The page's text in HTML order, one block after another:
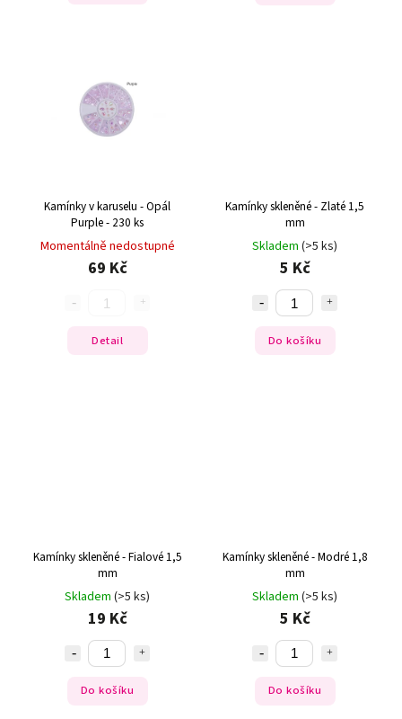
Kamínky v karuselu - Opál
Purple - 230 ks
Momentálně nedostupné
69 Kč
Detail
Kamínky skleněné - Zlaté 1,5
mm
Skladem (>5 ks)
5 Kč
Do košíku
Kamínky skleněné - Fialové 1,5
mm
Skladem (>5 ks)
19 Kč
Do košíku
Kamínky skleněné - Modré 1,8
mm
Skladem (>5 ks)
5 Kč
Do košíku